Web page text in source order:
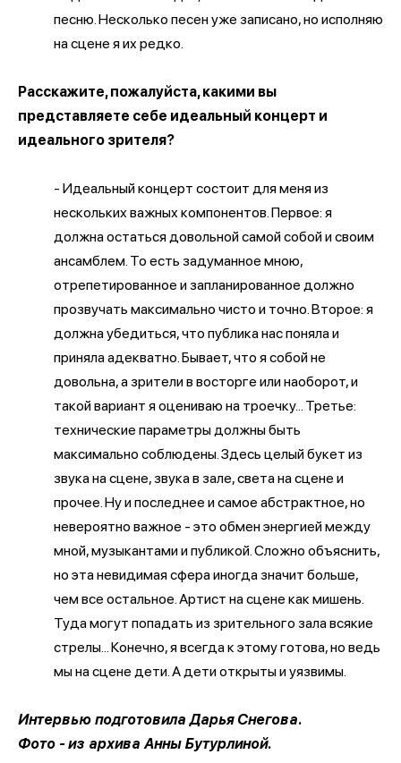
песню. Несколько песен уже записано, но исполняю
на сцене я их редко.
Расскажите, пожалуйста, какими вы
представляете себе идеальный концерт и
идеального зрителя?
- Идеальный концерт состоит для меня из
нескольких важных компонентов. Первое: я
должна остаться довольной самой собой и своим
ансамблем. То есть задуманное мною,
отрепетированное и запланированное должно
прозвучать максимально чисто и точно. Второе: я
должна убедиться, что публика нас поняла и
приняла адекватно. Бывает, что я собой не
довольна, а зрители в восторге или наоборот, и
такой вариант я оцениваю на троечку... Третье:
технические параметры должны быть
максимально соблюдены. Здесь целый букет из
звука на сцене, звука в зале, света на сцене и
прочее. Ну и последнее и самое абстрактное, но
невероятно важное - это обмен энергией между
мной, музыкантами и публикой. Сложно объяснить,
но эта невидимая сфера иногда значит больше,
чем все остальное. Артист на сцене как мишень.
Туда могут попадать из зрительного зала всякие
стрелы... Конечно, я всегда к этому готова, но ведь
мы на сцене дети. А дети открыты и уязвимы.
Интервью подготовила Дарья Снегова.
Фото - из архива Анны Бутурлиной.